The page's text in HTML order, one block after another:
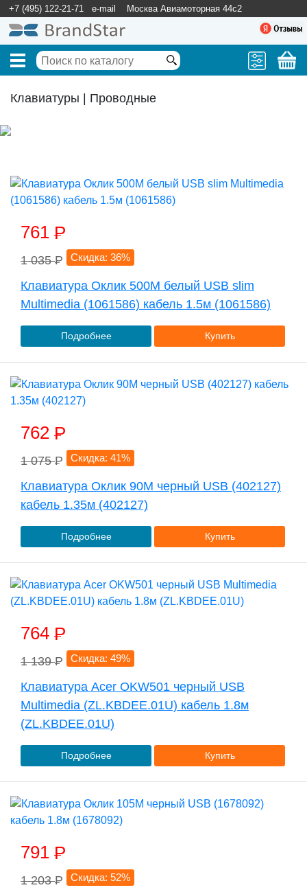
+7 (495) 122-21-71 e-mail Москва Авиамоторная 44с2
Клавиатуры | Проводные
761 P
1 035P Скидка: 36%
Клавиатура Оклик 500M белый USB slim
Multimedia (1061586) кабель 1.5м (1061586)
Подробнее Купить
762 P
1 075P Скидка: 41%
Клавиатура Оклик 90M черный USB (402127)
кабель 1.35м (402127)
Подробнее Купить
764 P
1 139P Скидка: 49%
Клавиатура Acer OKW501 черный USB
Multimedia (ZL.KBDEE.01U) кабель 1.8м
(ZL.KBDEE.01U)
Подробнее Купить
791 P
1 203P Скидка: 52%